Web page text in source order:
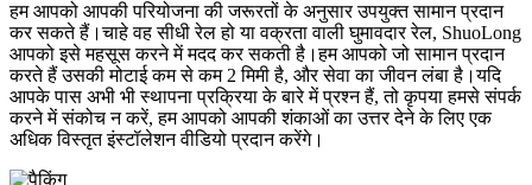
हम आपको आपकी परियोजना की जरूरतों के अनुसार उपयुक्त सामान प्रदान
कर सकते हैं।चाहे वह सीधी रेल हो या वक्रता वाली घुमावदार रेल, ShuoLong
आपको इसे महसूस करने में मदद कर सकती है।हम आपको जो सामान प्रदान
करते हैं उसकी मोटाई कम से कम 2 मिमी है, और सेवा का जीवन लंबा है।यदि
आपके पास अभी भी स्थापना प्रक्रिया के बारे में प्रश्न हैं, तो कृपया हमसे संपर्क
करने में संकोच न करें, हम आपको आपकी शंकाओं का उत्तर देने के लिए एक
अधिक विस्तृत इंस्टॉलेशन वीडियो प्रदान करेंगे।